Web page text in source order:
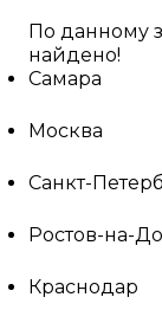
По данному
найдено!
Самара
Москва
Санкт-
Ростов-на-
Краснодар